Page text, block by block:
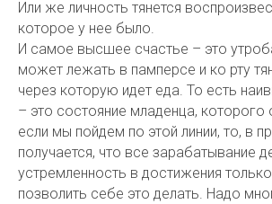
Или же личность тянется
которое у нее было.
И самое высшее счастье – это
может лежать в памперсе и ко рту
через которую идет еда. То есть
– это состояние младенца, которого
если мы пойдем по этой линии, то, в
получается, что все зарабатывание
устремленность в достижения
позволить себе это делать. Надо